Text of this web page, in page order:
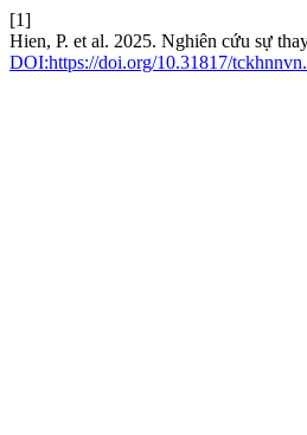
[1]
Hien, P. et al. 2025. Nghiên cứu sự
DOI:https://doi.org/10.31817/